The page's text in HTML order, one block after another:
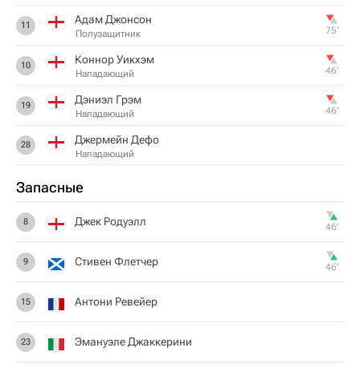
11 Адам Джонсон
Полузащитник 75‎’‎
10 Коннор Уикхэм
Нападающий 46‎’‎
19 Дэниэл Грэм
Нападающий 46‎’‎
28 Джермейн Дефо
Нападающий
Запасные
8 Джек Родуэлл 46‎’‎
9 Стивен Флетчер 46‎’‎
15 Антони Ревейер
23 Эмануэле Джаккерини